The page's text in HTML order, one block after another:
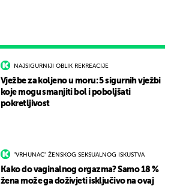
NAJSIGURNIJI OBLIK REKREACIJE
Vježbe za koljeno u moru: 5 sigurnih vježbi
koje mogu smanjiti bol i poboljšati
pokretljivost
"VRHUNAC" ŽENSKOG SEKSUALNOG ISKUSTVA
Kako do vaginalnog orgazma? Samo 18 %
žena može ga doživjeti isključivo na ovaj